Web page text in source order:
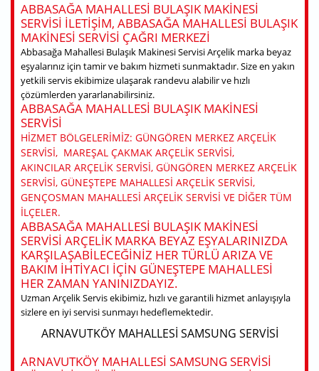
ABBASAĞA MAHALLESI BULAŞIK MAKINESI
SERVISI ILETIŞIM, ABBASAĞA MAHALLESI BULAŞIK
MAKINESI SERVISI ÇAĞRI MERKEZI
Abbasağa Mahallesi Bulaşık Makinesi Servisi Arçelik marka beyaz
eşyalarınız için tamir ve bakım hizmeti sunmaktadır. Size en yakın
yetkili servis ekibimize ulaşarak randevu alabilir ve hızlı
çözümlerden yararlanabilirsiniz.
ABBASAĞA MAHALLESI BULAŞIK MAKINESI
SERVISI
HIZMET BÖLGELERIMIZ: GÜNGÖREN MERKEZ ARÇELIK
SERVISI, MAREŞAL ÇAKMAK ARÇELIK SERVISI,
AKINCILAR ARÇELIK SERVISI, GÜNGÖREN MERKEZ ARÇELIK
SERVISI, GÜNEŞTEPE MAHALLESI ARÇELIK SERVISI,
GENÇOSMAN MAHALLESI ARÇELIK SERVISI VE DIĞER TÜM
ILÇELER.
ABBASAĞA MAHALLESI BULAŞIK MAKINESI
SERVISI ARÇELIK MARKA BEYAZ EŞYALARINIZDA
KARŞILAŞABILECEĞINIZ HER TÜRLÜ ARIZA VE
BAKIM IHTIYACI IÇIN GÜNEŞTEPE MAHALLESI
HER ZAMAN YANINIZDAYIZ.
Uzman Arçelik Servis ekibimiz, hızlı ve garantili hizmet anlayışıyla
sizlere en iyi servisi sunmayı hedeflemektedir.
ARNAVUTKÖY MAHALLESI SAMSUNG SERVISI
ARNAVUTKÖY MAHALLESI SAMSUNG SERVISI